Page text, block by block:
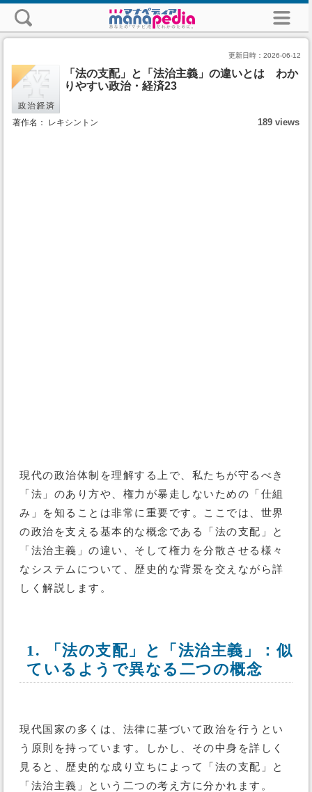
更新日時： 2026-06-12
「法の支配」と「法治主義」の違いとは わか
りやすい政治・経済23
著作名： レキシントン 189 views
現代の政治体制を理解する上で、私たちが守るべき
「法」のあり方や、権力が暴走しないための「仕組
み」を知ることは非常に重要です。ここでは、世界
の政治を支える基本的な概念である「法の支配」と
「法治主義」の違い、そして権力を分散させる様々
なシステムについて、歴史的な背景を交えながら詳
しく解説します。
1. 「法の支配」と「法治主義」：似
ているようで異なる二つの概念
現代国家の多くは、法律に基づいて政治を行うとい
う原則を持っています。しかし、その中身を詳しく
見ると、歴史的な成り立ちによって「法の支配」と
「法治主義」という二つの考え方に分かれます。